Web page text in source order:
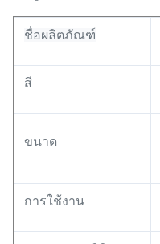
ชื่อผลิตภัณฑ์
สี
ขนาด
การใช้งาน